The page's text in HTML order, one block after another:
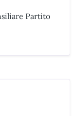
Partito